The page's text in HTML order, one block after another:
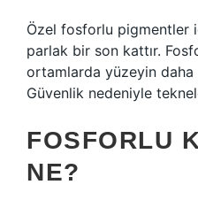
Özel fosforlu pigmentler
parlak bir son kattır.
ortamlarda yüzeyin
Güvenlik nedeniyle
FOSFORLU
NE?